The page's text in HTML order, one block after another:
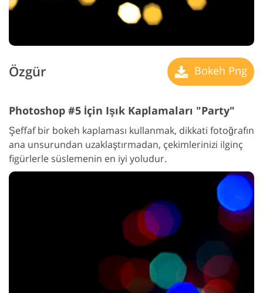
Özgür Bokeh Png
Photoshop #5 İçin Işık Kaplamaları "Party"
Şeffaf bir bokeh kaplaması kullanmak, dikkati fotoğrafın
ana unsurundan uzaklaştırmadan, çekimlerinizi ilginç
figürlerle süslemenin en iyi yoludur.